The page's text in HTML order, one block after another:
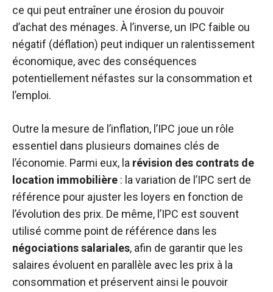
ce qui peut entraîner une érosion du pouvoir
d’achat des ménages. À l’inverse, un IPC faible ou
négatif (déflation) peut indiquer un ralentissement
économique, avec des conséquences
potentiellement néfastes sur la consommation et
l’emploi.
Outre la mesure de l’inflation, l’IPC joue un rôle
essentiel dans plusieurs domaines clés de
l’économie. Parmi eux, la révision des contrats de
location immobilière : la variation de l’IPC sert de
référence pour ajuster les loyers en fonction de
l’évolution des prix. De même, l’IPC est souvent
utilisé comme point de référence dans les
négociations salariales, afin de garantir que les
salaires évoluent en parallèle avec les prix à la
consommation et préservent ainsi le pouvoir